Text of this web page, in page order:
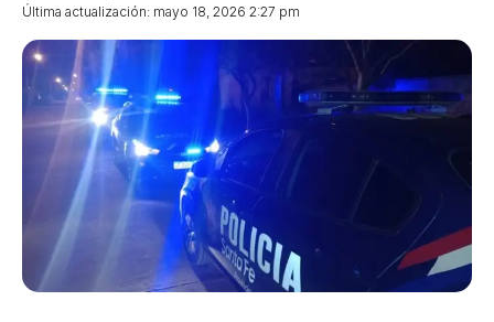
Última actualización: mayo 18, 2026 2:27 pm